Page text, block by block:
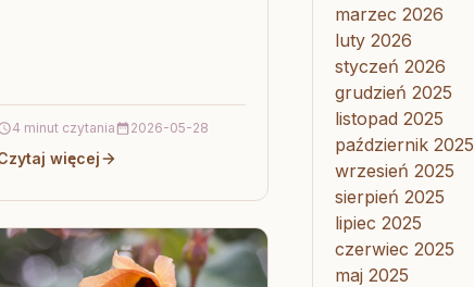
4 minut czytania 2026-05-28
więcej
marzec 2026
luty 2026
styczeń 2026
grudzień 2025
listopad 2025
październik 2025
wrzesień 2025
sierpień 2025
lipiec 2025
czerwiec 2025
maj 2025